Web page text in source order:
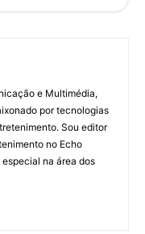
e Multimédia,
por tecnologias
Sou editor
no Echo
na área dos